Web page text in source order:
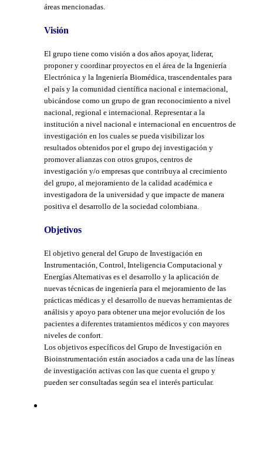
áreas mencionadas.
Visión
El grupo tiene como visión a dos años apoyar, liderar,
proponer y coordinar proyectos en el área de la Ingeniería
Electrónica y la Ingeniería Biomédica, trascendentales para
el país y la comunidad científica nacional e internacional,
ubicándose como un grupo de gran reconocimiento a nivel
nacional, regional e internacional. Representar a la
institución a nivel nacional e internacional en encuentros de
investigación en los cuales se pueda visibilizar los
resultados obtenidos por el grupo dej investigación y
promover alianzas con otros grupos, centros de
investigación y/o empresas que contribuya al crecimiento
del grupo, al mejoramiento de la calidad académica e
investigadora de la universidad y que impacte de manera
positiva el desarrollo de la sociedad colombiana.
Objetivos
El objetivo general del Grupo de Investigación en
Instrumentación, Control, Inteligencia Computacional y
Energías Alternativas es el desarrollo y la aplicación de
nuevas técnicas de ingeniería para el mejoramiento de las
prácticas médicas y el desarrollo de nuevas herramientas de
análisis y apoyo para obtener una mejor evolución de los
pacientes a diferentes tratamientos médicos y con mayores
niveles de confort.
Los objetivos específicos del Grupo de Investigación en
Bioinstrumentación están asociados a cada una de las líneas
de investigación activas con las que cuenta el grupo y
pueden ser consultadas según sea el interés particular.